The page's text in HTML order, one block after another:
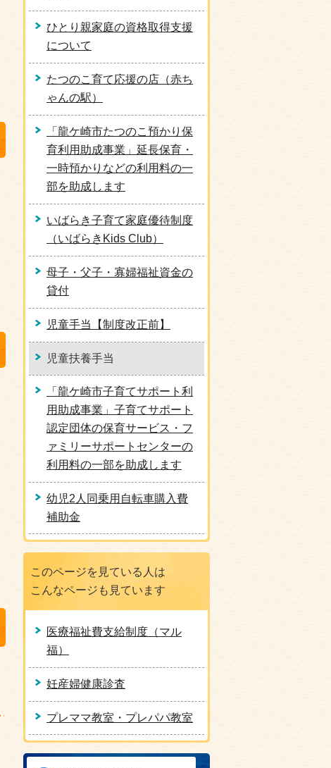
ひとり親家庭の資格取得支援
について
たつのこ育て応援の店（赤ち
ゃんの駅）
「龍ケ崎市たつのこ預かり保
育利用助成事業」延長保育・
一時預かりなどの利用料の一
部を助成します
いばらき子育て家庭優待制度
（いばらきKids Club）
母子・父子・寡婦福祉資金の
貸付
児童手当【制度改正前】
児童扶養手当
「龍ケ崎市子育てサポート利
用助成事業」子育てサポート
認定団体の保育サービス・フ
ァミリーサポートセンターの
利用料の一部を助成します
幼児2人同乗用自転車購入費
補助金
このページを見ている人は
こんなページも見ています
医療福祉費支給制度（マル
福）
妊産婦健康診査
プレママ教室・プレパパ教室